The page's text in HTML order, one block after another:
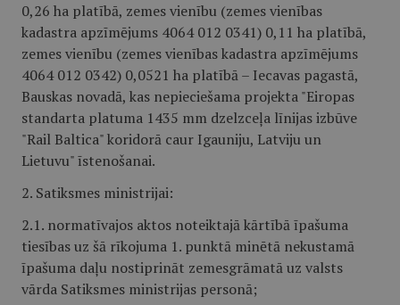
0,26 ha platībā, zemes vienību (zemes vienības
kadastra apzīmējums 4064 012 0341) 0,11 ha platībā,
zemes vienību (zemes vienības kadastra apzīmējums
4064 012 0342) 0,0521 ha platībā – Iecavas pagastā,
Bauskas novadā, kas nepieciešama projekta "Eiropas
standarta platuma 1435 mm dzelzceļa līnijas izbūve
"Rail Baltica" koridorā caur Igauniju, Latviju un
Lietuvu" īstenošanai.
2. Satiksmes ministrijai:
2.1. normatīvajos aktos noteiktajā kārtībā īpašuma
tiesības uz šā rīkojuma 1. punktā minētā nekustamā
īpašuma daļu nostiprināt zemesgrāmatā uz valsts
vārda Satiksmes ministrijas personā;